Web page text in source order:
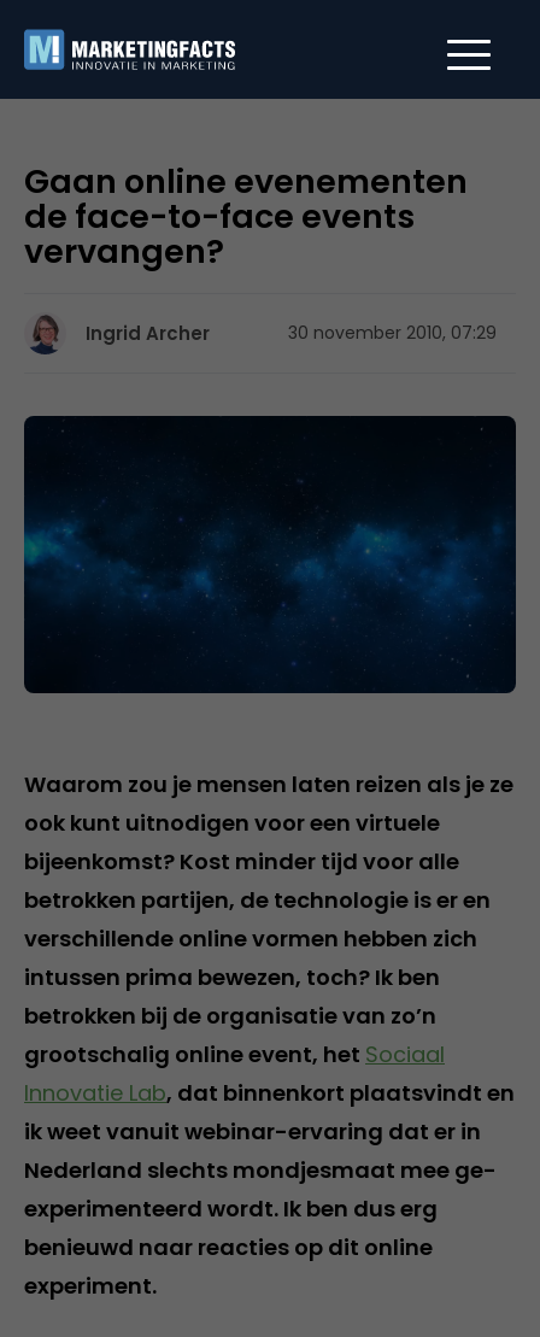
Gaan online evenementen
de face-to-face events
vervangen?
Ingrid Archer 30 november 2010, 07:29
Waarom zou je mensen laten reizen als je ze
ook kunt uitnodigen voor een virtuele
bijeenkomst? Kost minder tijd voor alle
betrokken partijen, de technologie is er en
verschillende online vormen hebben zich
intussen prima bewezen, toch? Ik ben
betrokken bij de organisatie van zo’n
grootschalig online event, het Sociaal
Innovatie Lab, dat binnenkort plaatsvindt en
ik weet vanuit webinar-ervaring dat er in
Nederland slechts mondjesmaat mee ge-
experimenteerd wordt. Ik ben dus erg
benieuwd naar reacties op dit online
experiment.